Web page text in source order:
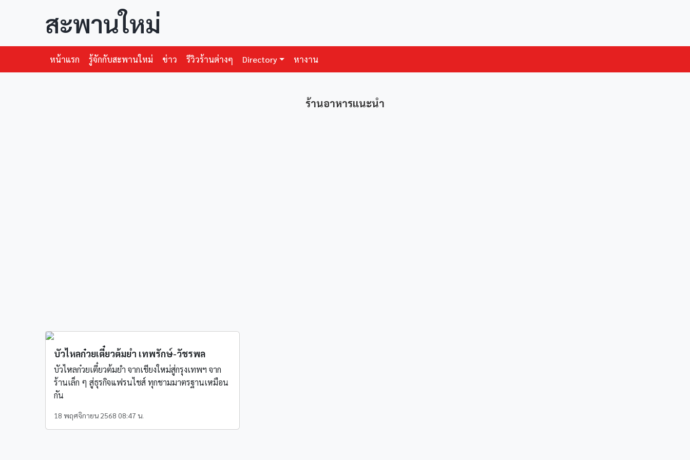
สะพานใหม่
หน้าแรก รู้จักกับสะพานใหม่ ข่าว รีวิวร้านต่างๆ Directory หางาน
ร้านอาหารแนะนำ
บัวไหลก๋วยเตี๋ยวต้มยำ เทพรักษ์-วัชรพล
บัวไหลก๋วยเตี๋ยวต้มยำ จากเชียงใหม่สู่กรุงเทพฯ จาก
ร้านเล็ก ๆ สู่ธุรกิจแฟรนไชส์ ทุกชามมาตรฐานเหมือน
กัน
18 พฤศจิกายน 2568 08:47 น.